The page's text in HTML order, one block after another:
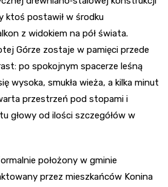
ktoś postawił w środku
z widokiem na pół świata.
Górze zostaje w pamięci przede
po spokojnym spacerze leśną
wysoka, smukła wieża, a kilka minut
przestrzeń pod stopami i
głowy od ilości szczegółów w
położony w gminie
przez mieszkańców Konina